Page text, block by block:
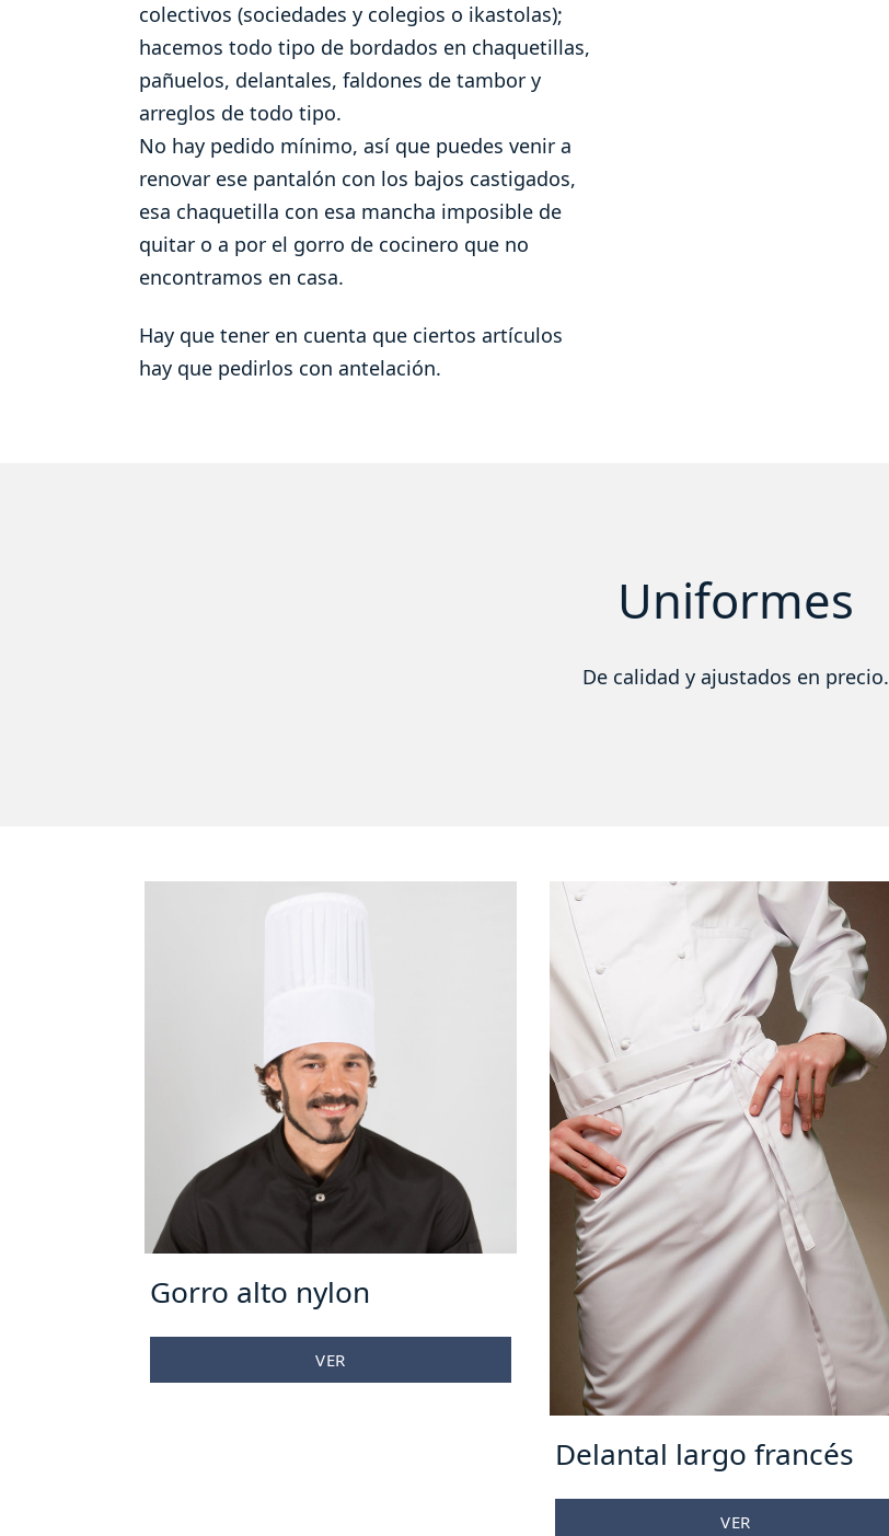
colectivos (sociedades y colegios o ikastolas);
hacemos todo tipo de bordados en chaquetillas,
pañuelos, delantales, faldones de tambor y
arreglos de todo tipo.
No hay pedido mínimo, así que puedes venir a
renovar ese pantalón con los bajos castigados,
esa chaquetilla con esa mancha imposible de
quitar o a por el gorro de cocinero que no
encontramos en casa.
Hay que tener en cuenta que ciertos artículos
hay que pedirlos con antelación.
Uniformes
De calidad y ajustados en precio.
Gorro alto nylon
VER
Delantal largo francés
VER